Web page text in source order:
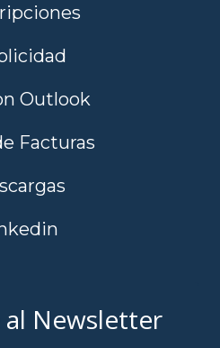
Outlook
Facturas
al Newsletter